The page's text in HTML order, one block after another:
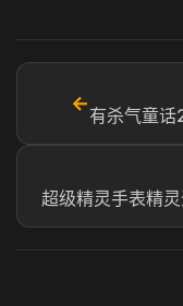
←
有杀气童话
超级精灵手表精